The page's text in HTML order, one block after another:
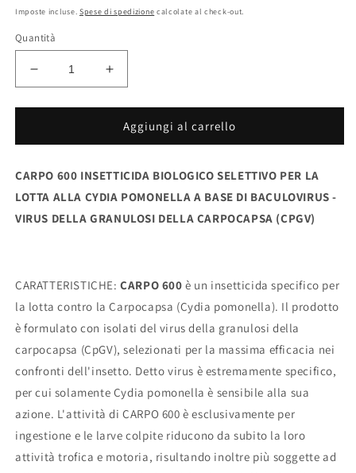
di
Imposte incluse. Spese di spedizione calcolate al check-out.
Quantità
Diminuisci
quantità
per
600
Baculovirus
Insetticida
selettivo
Aumenta
quantità
per
CARPO
600
Baculovirus
Insetticida
selettivo
Aggiungi al carrello
CARPO 600 INSETTICIDA BIOLOGICO SELETTIVO PER LA
LOTTA ALLA CYDIA POMONELLA A BASE DI BACULOVIRUS -
VIRUS DELLA GRANULOSI DELLA CARPOCAPSA (CPGV)
CARATTERISTICHE:CARPO 600 è un insetticida specifico per
la lotta contro la Carpocapsa (Cydia pomonella). Il prodotto
è formulato con isolati del virus della granulosi della
carpocapsa (CpGV), selezionati per la massima efficacia nei
confronti dell'insetto. Detto virus è estremamente specifico,
per cui solamente Cydia pomonella è sensibile alla sua
azione. L'attività di CARPO 600 è esclusivamente per
ingestione e le larve colpite riducono da subito la loro
attività trofica e motoria, risultando inoltre più soggette ad